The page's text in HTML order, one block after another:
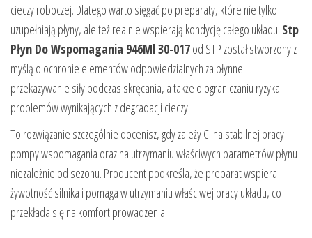
cieczy roboczej. Dlatego warto sięgać po preparaty, które nie tylko
uzupełniają płyny, ale też realnie wspierają kondycję całego układu. Stp
Płyn Do Wspomagania 946Ml 30-017od STP został stworzony z
myślą o ochronie elementów odpowiedzialnych za płynne
przekazywanie siły podczas skręcania, a także o ograniczaniu ryzyka
problemów wynikających z degradacji cieczy.
To rozwiązanie szczególnie docenisz, gdy zależy Ci na stabilnej pracy
pompy wspomagania oraz na utrzymaniu właściwych parametrów płynu
niezależnie od sezonu. Producent podkreśla, że preparat wspiera
żywotność silnika i pomaga w utrzymaniu właściwej pracy układu, co
przekłada się na komfort prowadzenia.